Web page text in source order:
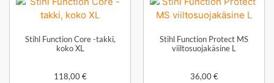
Stihl Function Core -takki,
koko XL
118,00€
Stihl Function Protect MS
viiltosuojakäsine L
36,00€